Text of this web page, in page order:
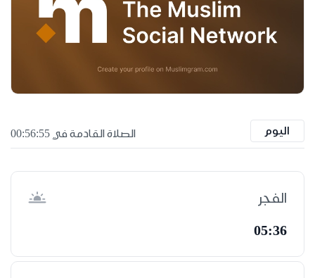
اليوم الصلاة القادمة في 00:56:55
الفجر
05:36